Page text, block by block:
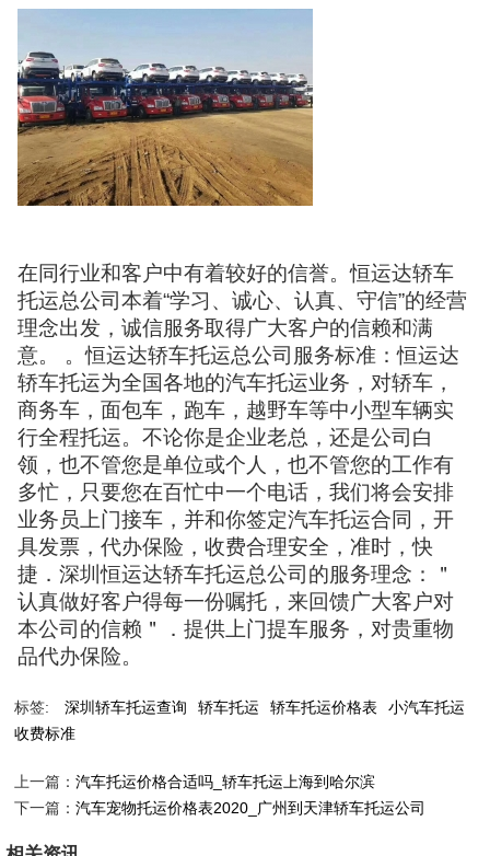
在同行业和客户中有着较好的信誉。恒运达轿车
托运总公司本着“学习、诚心、认真、守信”的经营
理念出发，诚信服务取得广大客户的信赖和满
意。 。恒运达轿车托运总公司服务标准：恒运达
轿车托运为全国各地的汽车托运业务，对轿车，
商务车，面包车，跑车，越野车等中小型车辆实
行全程托运。不论你是企业老总，还是公司白
领，也不管您是单位或个人，也不管您的工作有
多忙，只要您在百忙中一个电话，我们将会安排
业务员上门接车，并和你签定汽车托运合同，开
具发票，代办保险，收费合理安全，准时，快
捷．深圳恒运达轿车托运总公司的服务理念：＂
认真做好客户得每一份嘱托，来回馈广大客户对
本公司的信赖＂．提供上门提车服务，对贵重物
品代办保险。
标签: 深圳轿车托运查询 轿车托运 轿车托运价格表
小汽车托运
收费标准
上一篇：汽车托运价格合适吗_轿车托运上海到哈尔滨
下一篇：汽车宠物托运价格表2020_广州到天津轿车托运公司